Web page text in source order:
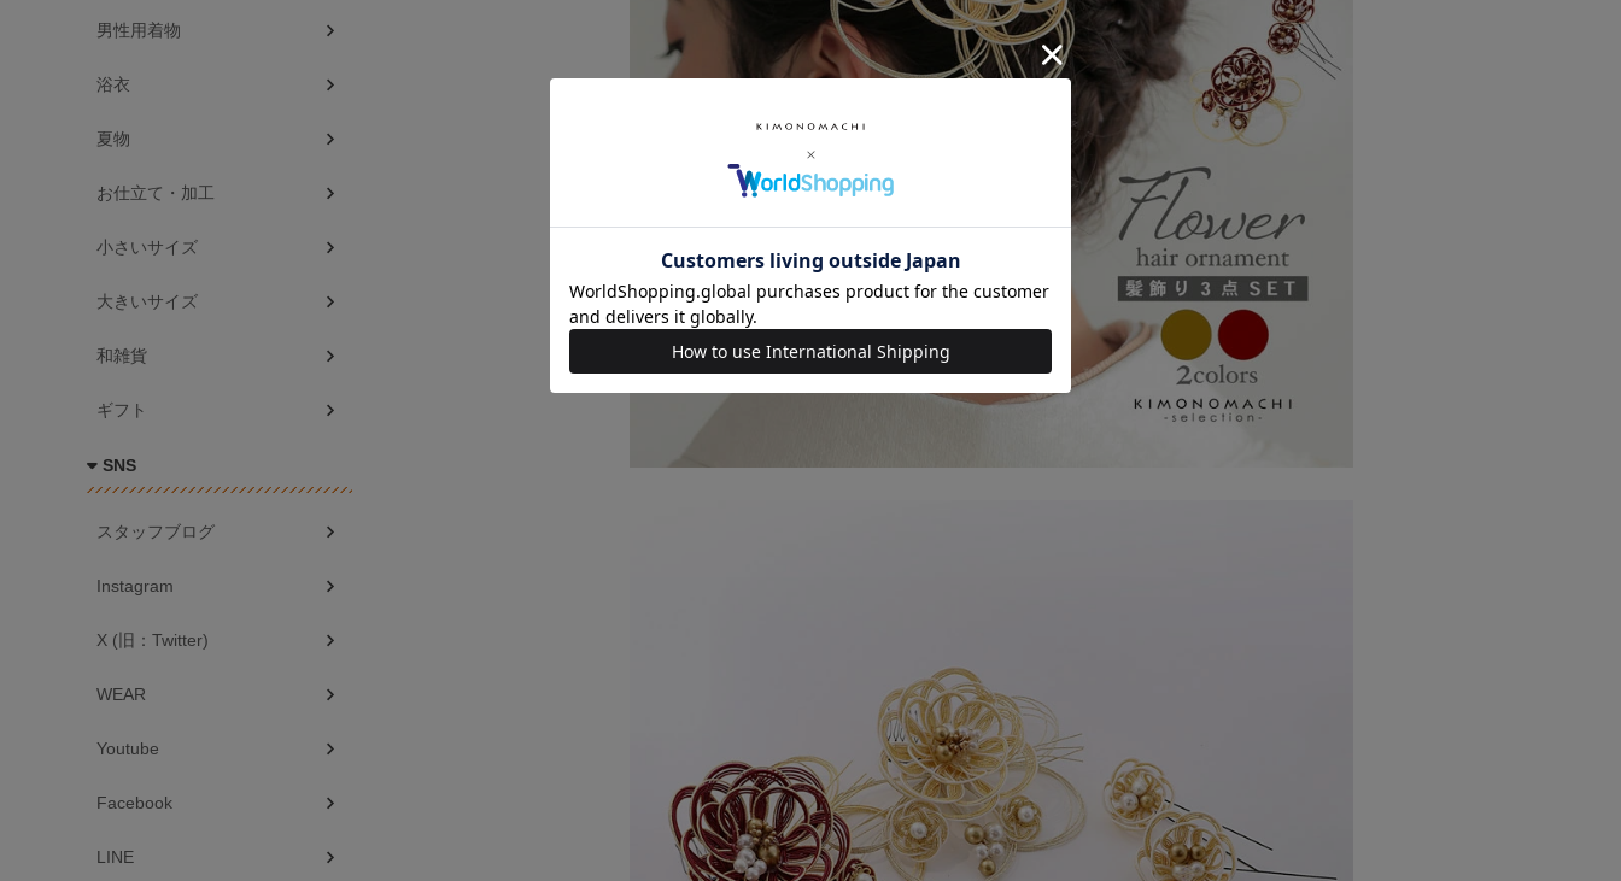
男性用着物
浴衣
夏物
お仕立て・加工
小さいサイズ
大きいサイズ
和雑貨
ギフト
SNS
スタッフブログ
Instagram
X (旧：Twitter)
WEAR
Youtube
Facebook
LINE